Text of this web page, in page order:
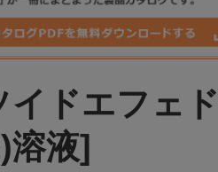
ドエフェ
液]